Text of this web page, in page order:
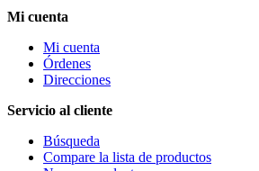
Mi cuenta
Mi cuenta
Órdenes
Direcciones
Servicio al cliente
Búsqueda
Compare la lista de productos